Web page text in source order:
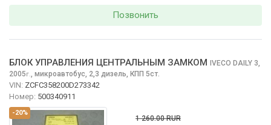
Позвонить
-20%
БЛОК УПРАВЛЕНИЯ ЦЕНТРАЛЬНЫМ ЗАМКОМ IVECO DAILY 3,
2005г., микроавтобус, 2,3 дизель, КПП 5ст.
VIN: ZCFC358200D273342
Номер: 500340911
1 260.00 RUR